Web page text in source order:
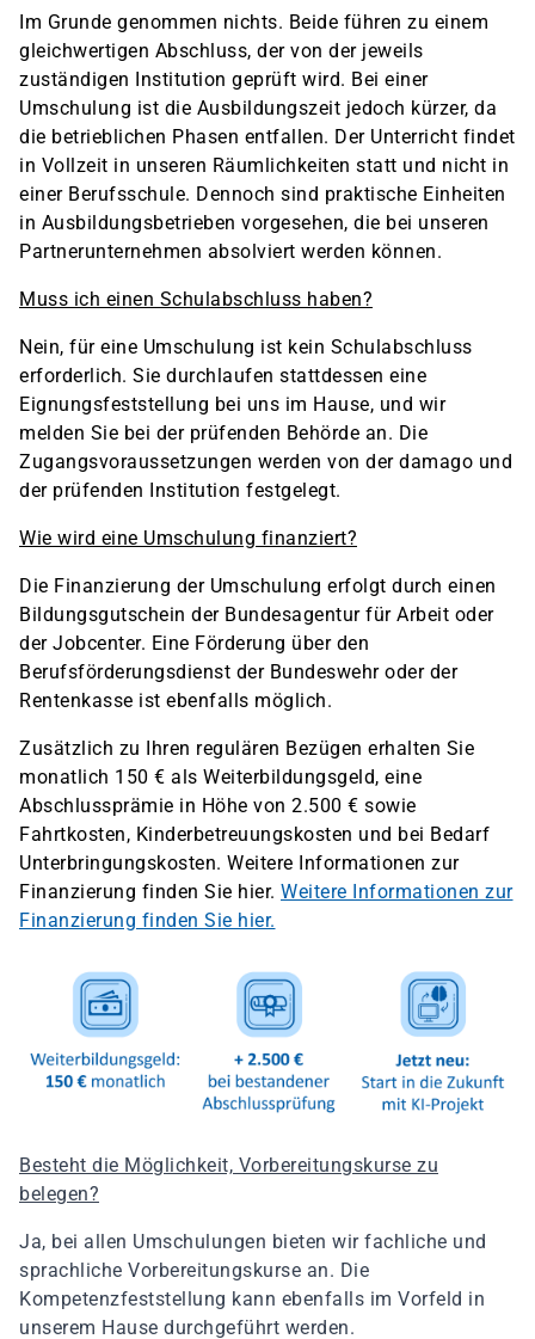
Im Grunde genommen nichts. Beide führen zu einem
gleichwertigen Abschluss, der von der jeweils
zuständigen Institution geprüft wird. Bei einer
Umschulung ist die Ausbildungszeit jedoch kürzer, da
die betrieblichen Phasen entfallen. Der Unterricht findet
in Vollzeit in unseren Räumlichkeiten statt und nicht in
einer Berufsschule. Dennoch sind praktische Einheiten
in Ausbildungsbetrieben vorgesehen, die bei unseren
Partnerunternehmen absolviert werden können.
Muss ich einen Schulabschluss haben?
Nein, für eine Umschulung ist kein Schulabschluss
erforderlich. Sie durchlaufen stattdessen eine
Eignungsfeststellung bei uns im Hause, und wir
melden Sie bei der prüfenden Behörde an. Die
Zugangsvoraussetzungen werden von der damago und
der prüfenden Institution festgelegt.
Wie wird eine Umschulung finanziert?
Die Finanzierung der Umschulung erfolgt durch einen
Bildungsgutschein der Bundesagentur für Arbeit oder
der Jobcenter. Eine Förderung über den
Berufsförderungsdienst der Bundeswehr oder der
Rentenkasse ist ebenfalls möglich.
Zusätzlich zu Ihren regulären Bezügen erhalten Sie
monatlich 150 € als Weiterbildungsgeld, eine
Abschlussprämie in Höhe von 2.500 € sowie
Fahrtkosten, Kinderbetreuungskosten und bei Bedarf
Unterbringungskosten. Weitere Informationen zur
Finanzierung finden Sie hier. Weitere Informationen zur
Finanzierung finden Sie hier.
Besteht die Möglichkeit, Vorbereitungskurse zu
belegen?
Ja, bei allen Umschulungen bieten wir fachliche und
sprachliche Vorbereitungskurse an. Die
Kompetenzfeststellung kann ebenfalls im Vorfeld in
unserem Hause durchgeführt werden.